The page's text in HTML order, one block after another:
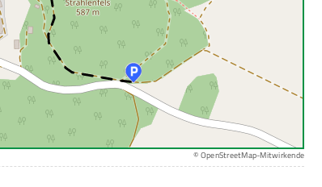
© OpenStreetMap-Mitwirkende